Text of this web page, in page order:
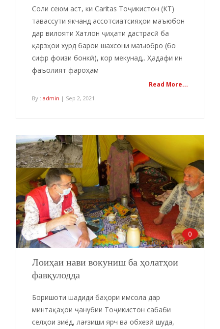
Соли сеюм аст, ки Caritas Тоҷикистон (КТ)
тавассути якчанд ассотсиатсияҳои маъюбон
дар вилояти Хатлон ҷиҳати дастрасӣ ба
қарзҳои хурд барои шахсони маъюбро (бо
сифр фоизи бонкӣ), кор мекунад,. Ҳадафи ин
фаъолият фароҳам
Read More...
By : admin | Sep 2, 2021
0
Лоиҳаи нави вокуниш ба ҳолатҳои
фавқулодда
Боришоти шадиди баҳори имсола дар
минтақаҳои ҷанубии Тоҷикистон сабаби
селҳои зиёд, лағзиши ярч ва обхезӣ шуда,